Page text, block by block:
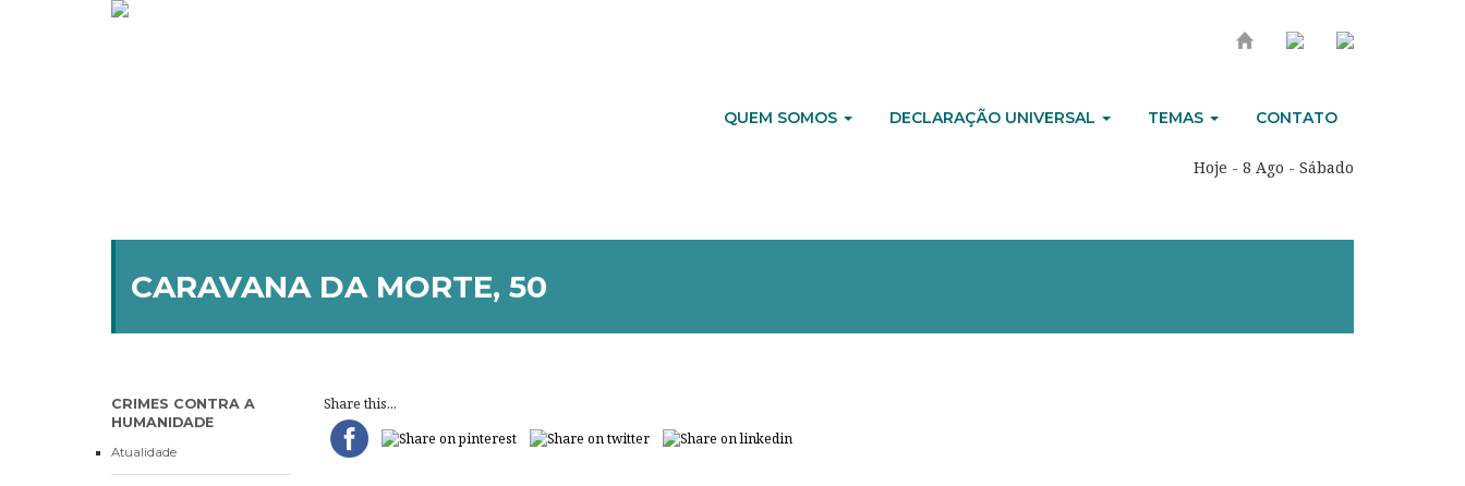
QUEM SOMOS DECLARAÇÃO UNIVERSAL TEMAS CONTATO
Hoje - 8 Ago - Sábado
CARAVANA DA MORTE, 50
CRIMES CONTRA A
HUMANIDADE
Atualidade
Share this...